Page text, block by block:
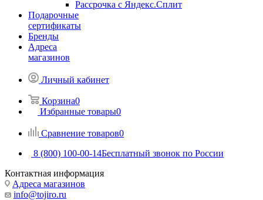
Рассрочка с Яндекс.Сплит
Подарочные
сертификаты
Бренды
Адреса
магазинов
Личный кабинет
Корзина0
Избранные товары0
Сравнение товаров0
8 (800) 100-00-14Бесплатный звонок по России
Контактная информация
Адреса магазинов
info@tojiro.ru